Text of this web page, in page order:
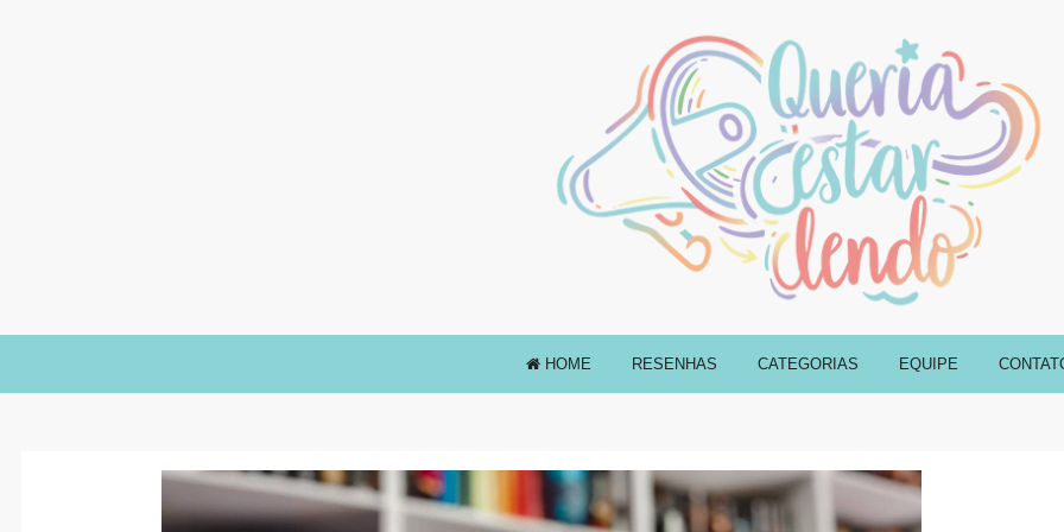
HOME RESENHAS CATEGORIAS EQUIPE